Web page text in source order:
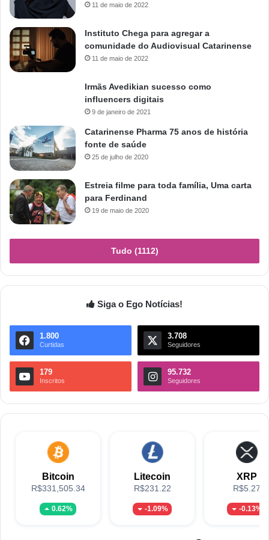
11 de maio de 2022
Instituto Chega para agregar a
comunidade do Audiovisual Catarinense
11 de maio de 2022
Irmãs Avedikian sucesso como
influencers digitais
9 de janeiro de 2021
Catarinense Pharma 75 anos de história
fonte de saúde
25 de julho de 2020
Estreia filme para toda família, Uma carta
para Ferdinand
19 de maio de 2020
Tudo (1112)
Siga o Ego Notícias!
1.800
Curtidas
3.708
Seguidores
179
Inscritos
95.732
Seguidores
Bitcoin
R$331,505.34
0.62%
Litecoin
R$231.22
-1.09%
XRP
R$5.27
-0.13%